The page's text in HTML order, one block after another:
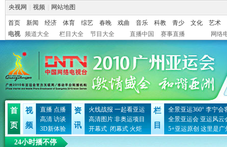
央视网 视频 网站地图
首页 新闻 经济 体育 综艺 春晚 戏曲 音乐 科教 青少 文化
艺术
电视
频道大全 栏目大全 节目大全 直播中国 赛事直播 网络
首
页
视
频
直播 点播
高清 访谈
3D新体验
资
讯
火线战报 一起看亚运
高清图片 非奥运项目
开幕式 闭幕式 火炬
栏
目
全景亚运360° 李宁会
全景亚运会 亚运风云
5+亚运原创 这里是广
24小时播不停